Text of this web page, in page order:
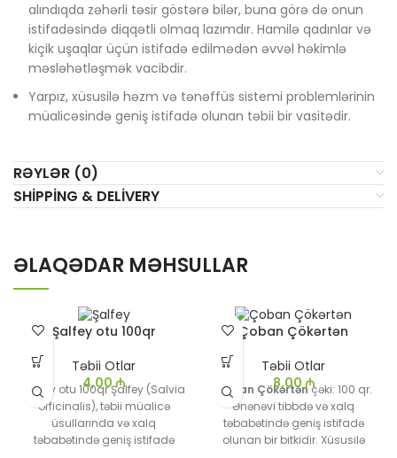
alındıqda zəhərli təsir göstərə bilər, buna görə də onun
istifadəsində diqqətli olmaq lazımdır. Hamilə qadınlar və
kiçik uşaqlar üçün istifadə edilmədən əvvəl həkimlə
məsləhətləşmək vacibdir.
Yarpız, xüsusilə həzm və tənəffüs sistemi problemlərinin
müalicəsində geniş istifadə olunan təbii bir vasitədir.
RƏYLƏR (0)
SHIPPING & DELIVERY
ƏLAQƏDAR MƏHSULLAR
Şalfey otu 100qr
Təbii Otlar
4,00₼
Şalfey otu 100qr Şalfey (Salvia
officinalis), təbii müalicə
üsullarında və xalq
təbabətində geniş istifadə
Çoban Çökərtən
Təbii Otlar
8,00 ₼
Çoban Çökərtənçəki: 100 qr.
Ənənəvi tibbdə və xalq
təbabətində geniş istifadə
olunan bir bitkidir. Xüsusilə